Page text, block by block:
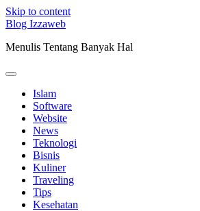
Skip to content
Blog Izzaweb
Menulis Tentang Banyak Hal
Islam
Software
Website
News
Teknologi
Bisnis
Kuliner
Traveling
Tips
Kesehatan